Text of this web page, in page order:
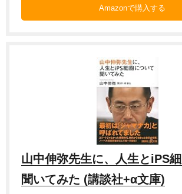
Amazonで購入する
山中伸弥先生に、人生とiPS
聞いてみた (講談社+α文庫)